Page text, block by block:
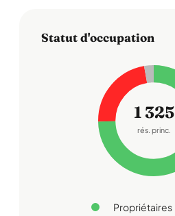
Statut d'occupation
1 325
rés. princ.
Propriétaires